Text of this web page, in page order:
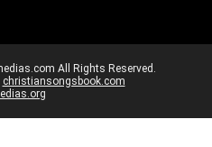
All Rights Reserved.
christiansongsbook.com